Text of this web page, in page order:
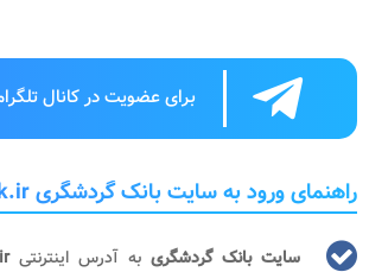
برای عضویت در کانال
راهنمای ورود به سایت بانک گردشگری tourismbank.ir
سایت بانک گردشگری به آدرس اینترنتی